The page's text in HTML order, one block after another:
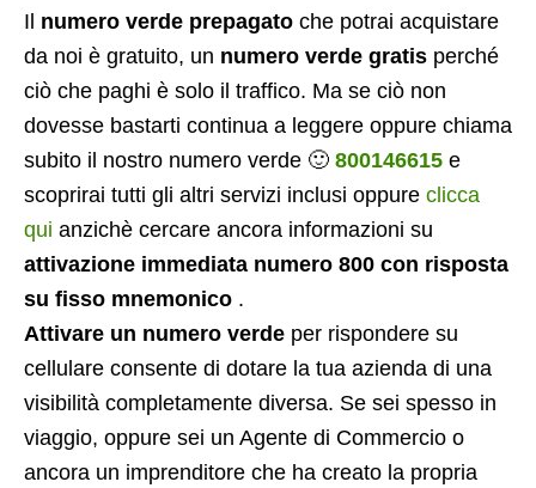
Il numero verde prepagato che potrai acquistare
da noi è gratuito, un numero verde gratis perché
ciò che paghi è solo il traffico. Ma se ciò non
dovesse bastarti continua a leggere oppure chiama
subito il nostro numero verde 🙂 800146615 e
scoprirai tutti gli altri servizi inclusi oppure clicca
qui anzichè cercare ancora informazioni su
attivazione immediata numero 800 con risposta
su fisso mnemonico .
Attivare un numero verde per rispondere su
cellulare consente di dotare la tua azienda di una
visibilità completamente diversa. Se sei spesso in
viaggio, oppure sei un Agente di Commercio o
ancora un imprenditore che ha creato la propria